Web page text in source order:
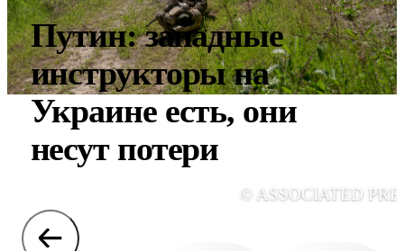
Путин: западные
инструкторы на
Украине есть, они
несут потери
© ASSOCIATED